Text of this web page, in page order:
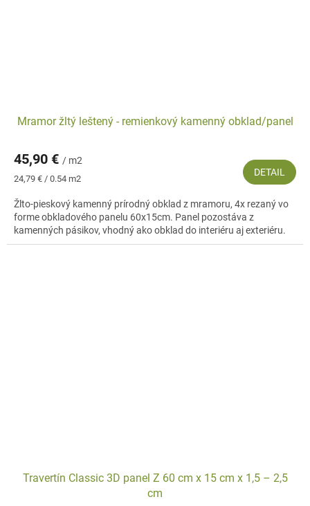
Mramor žltý leštený - remienkový kamenný obklad/panel
45,90 € / m2
Jednotková
24,79 € / 0.54 m2
DETAIL
Žlto-pieskový kamenný prírodný obklad z mramoru, 4x rezaný vo
forme obkladového panelu 60x15cm. Panel pozostáva z
kamenných pásikov, vhodný ako obklad do interiéru aj exteriéru.
Travertín Classic 3D panel Z 60 cm x 15 cm x 1,5 – 2,5
cm